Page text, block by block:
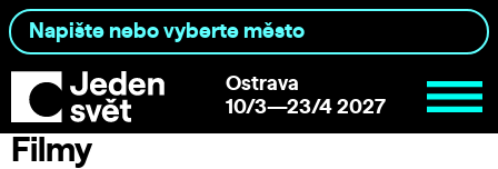
Ostrava
10/3—23/4 2027
Filmy